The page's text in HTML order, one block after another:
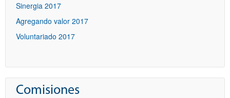
Sinergia 2017
Agregando valor 2017
Voluntariado 2017
Comisiones